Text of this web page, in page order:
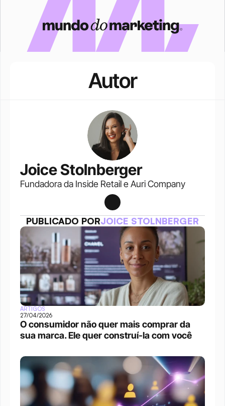
Autor
Joice Stolnberger
Fundadora da Inside Retail e Auri Company
PUBLICADO PORJOICE STOLNBERGER
ARTIGOS
27/04/2026
O consumidor não quer mais comprar da
sua marca. Ele quer construí-la com você